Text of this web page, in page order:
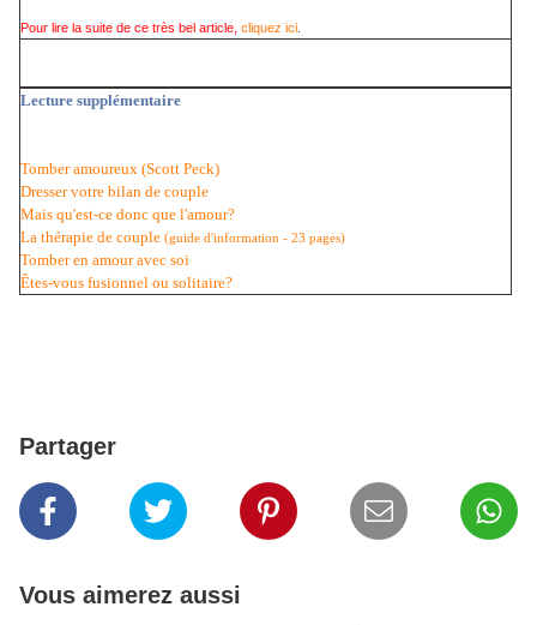
Pour lire la suite de ce très bel article, cliquez ici
Lecture supplémentaire
Tomber amoureux (Scott Peck)
Dresser votre bilan de couple
Mais qu'est-ce donc que l'amour?
La thérapie de couple (guide d'information - 23 pages)
Tomber en amour avec soi
Êtes-vous fusionnel ou solitaire?
Partager
Vous aimerez aussi